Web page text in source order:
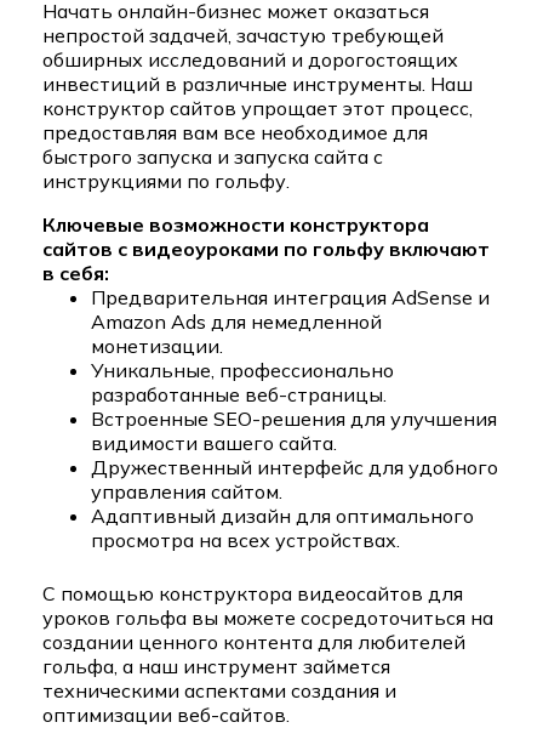
Начать онлайн-бизнес может оказаться
непростой задачей, зачастую требующей
обширных исследований и дорогостоящих
инвестиций в различные инструменты. Наш
конструктор сайтов упрощает этот процесс,
предоставляя вам все необходимое для
быстрого запуска и запуска сайта с
инструкциями по гольфу.
Ключевые возможности конструктора
сайтов с видеоуроками по гольфу включают
в себя:
Предварительная интеграция AdSense и
Amazon Ads для немедленной
монетизации.
Уникальные, профессионально
разработанные веб-страницы.
Встроенные SEO-решения для улучшения
видимости вашего сайта.
Дружественный интерфейс для удобного
управления сайтом.
Адаптивный дизайн для оптимального
просмотра на всех устройствах.
С помощью конструктора видеосайтов для
уроков гольфа вы можете сосредоточиться на
создании ценного контента для любителей
гольфа, а наш инструмент займется
техническими аспектами создания и
оптимизации веб-сайтов.